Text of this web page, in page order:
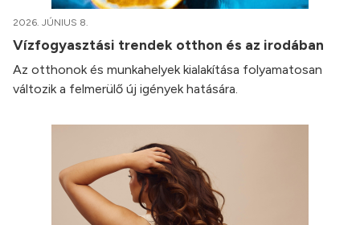
2026. JÚNIUS 8.
Vízfogyasztási trendek otthon és az irodában
Az otthonok és munkahelyek kialakítása folyamatosan
változik a felmerülő új igények hatására.